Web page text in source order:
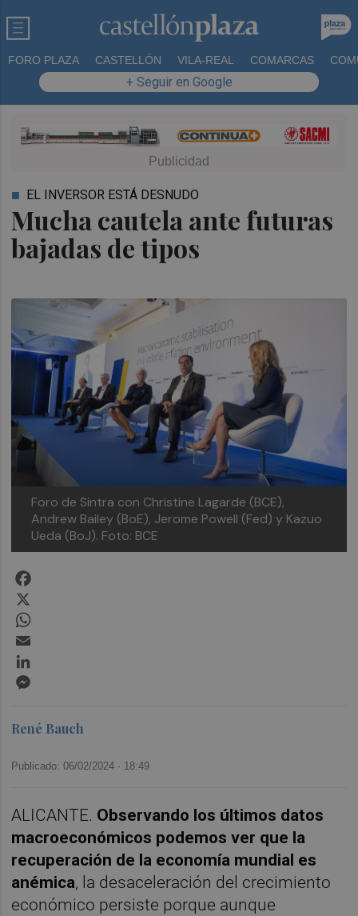
FORO PLAZA CASTELLÓN VILA-REAL COMARCAS
+ Seguir en Google
Mucha cautela ante futuras
bajadas de tipos
EL INVERSOR ESTÁ DESNUDO
Foro de Sintra con Christine Lagarde (BCE),
Andrew Bailey (BoE), Jerome Powell (Fed) y Kazuo
Ueda (BoJ). Foto: BCE
René Bauch
Publicado: 06/02/2024 · 18:49
ALICANTE. Observando los últimos datos
macroeconómicos podemos ver que la
recuperación de la economía mundial es
anémica, la desaceleración del crecimiento
económico persiste porque aunque